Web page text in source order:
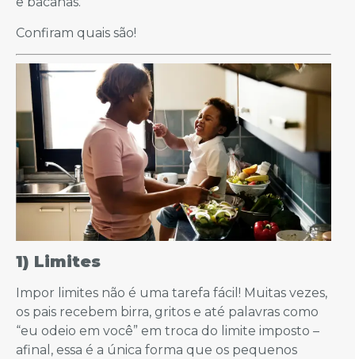
Confiram quais são!
1) Limites
Impor limites não é uma tarefa fácil! Muitas vezes,
os pais recebem birra, gritos e até palavras como
“eu odeio em você” em troca do limite imposto –
afinal, essa é a única forma que os pequenos